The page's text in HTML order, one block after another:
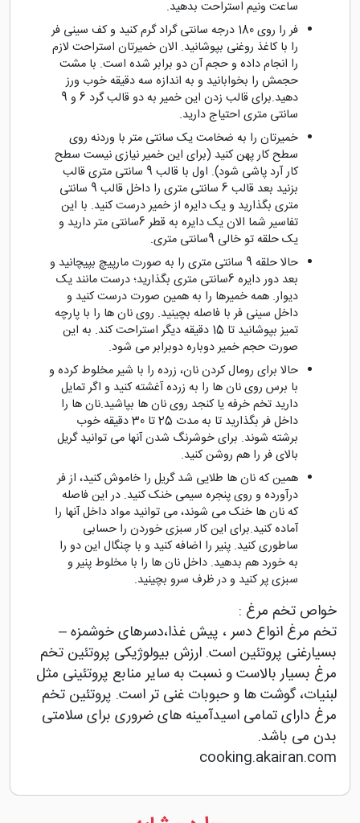
ساعت ونیم استراحت بدهید.
فر را روی 180 درجه سانتی گراد گرم کنید و کف سینی فر
را با کاغذ روغنی بپوشانید. الان خمیرتان استراحت لازم
را انجام داده و حجم آن دو برابر شده است. با مشت
حجمش را بخوابانید و به اندازه سه دقیقه خوب ورز
دهید.برای قالب زدن این خمیر به دو قالب گرد 6 و 9
سانتی متری احتیاج دارید.
خمیرتان را به ضخامت یک سانتی متر با وردنه روی
سطح کار پهن کنید (برای این خمیر نیازی نیست سطح
کار آرد پاشی شود). اول با قالب 9 سانتی متری قالب
بزنید بعد قالب 6 سانتی متری را داخل قالب 9 سانتی
متری بگذارید و یک دایره از خمیر درست کنید. با این
تفاسیر شما الان یک دایره به قطر 6سانتی متر دارید و
یک حلقه تو خالی 9سانتی متری.
حالا حلقه 9 سانتی متری را به صورت مارپیچ بپیچانید و
بعد دور دایره 6سانتی متری بگذارید؛ درست مانند یک
دیوار. همه خمیرها را به همین صورت درست کنید و
داخل سینی فر با فاصله بچینید. روی نان ها را با پارچه
تمیز بپوشانید تا 15 دقیقه دیگر استراحت کند. به این
صورت حجم خمیر دوباره دوبرابر می شود.
حالا برای رومال کردن نان، زرده را با شیر مخلوط کرده و
با برس روی نان ها را به زرده آغشته کنید و اگر تمایل
دارید تخم خرفه یا کنجد روی نان ها بپاشید.نان ها را
داخل فر بگذارید تا به مدت 25 تا 30 دقیقه خوب
برشته شوند. برای خوشرنگ شدن آنها می توانید گریل
بالای فر را هم روشن کنید.
همین که نان ها طلایی شد گریل را خاموش کنید، از فر
درآورده و روی پنجره سیمی خنک کنید. در این فاصله
که نان ها خنک می شوند، می توانید مواد داخل آنها را
آماده کنید.برای این کار سبزی خوردن را حسابی
ساطوری کنید. پنیر را اضافه کنید و با چنگال این دو را
به خورد هم بدهید. داخل نان ها را با مخلوط پنیر و
سبزی پر کنید و در ظرف سرو بچینید.
خواص تخم مرغ :
تخم مرغ انواع دسر ، پیش غذا،دسرهای خوشمزه –
بسیارغنی پروتئین است. ارزش بیولوژیکی پروتئین تخم
مرغ بسیار بالاست و نسبت به سایر منابع پروتئینی مثل
لبنیات، گوشت ها و حبوبات غنی تر است. پروتئین تخم
مرغ دارای تمامی اسیدآمینه های ضروری برای سلامتی
بدن می باشد.
cooking.akairan.com